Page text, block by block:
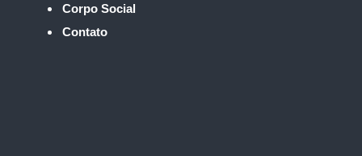
Corpo Social
Contato